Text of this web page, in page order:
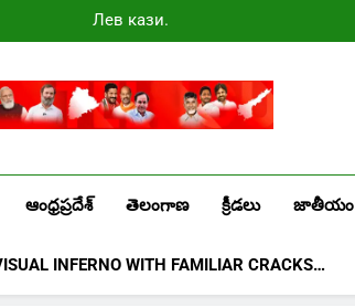
Лев казино
промокоды
ఆంధ్రప్రదేశ్ తెలంగాణ క్రీడలు జాతీయం
INFERNO WITH FAMILIAR CRACKS…